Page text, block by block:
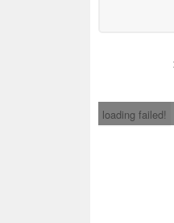
loading failed!